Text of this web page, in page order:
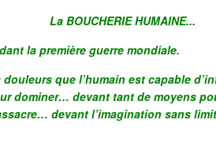
La BOUCHERIE HUMAINE...
la première guerre mondiale.
douleurs que l’humain est capable
dominer… devant tant de moyens
devant l’imagination sans